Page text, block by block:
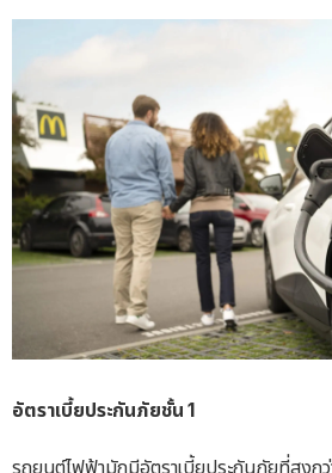
อัตราเบี้ยประกันภัยชั้น 1
รถยนต์ไฟฟ้ามักมีอัตราเบี้ยประกันภัยที่สูงก